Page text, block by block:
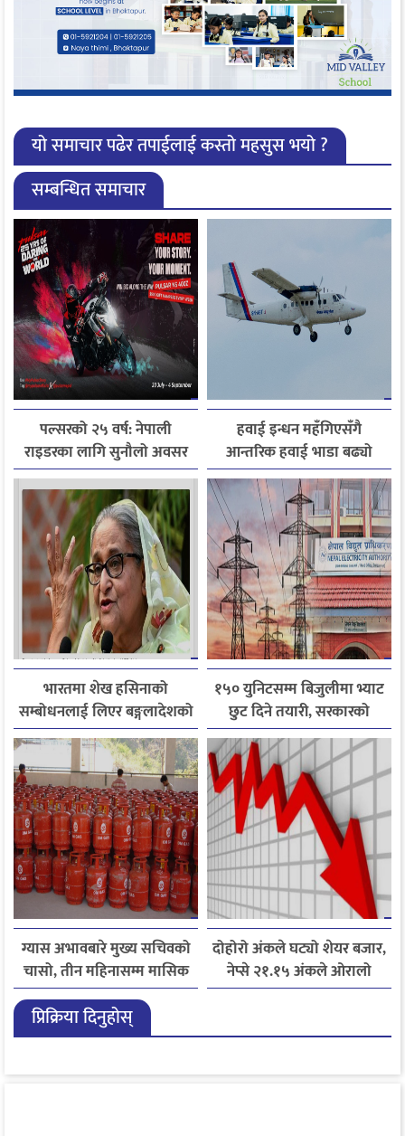
यो समाचार पढेर तपाईलाई कस्तो महसुस भयो ?
सम्बन्धित समाचार
पल्सरको २५ वर्ष: नेपाली
राइडरका लागि सुनौलो अवसर
कथा सुनाउनुहोस्, पल्सर
जित्नुहोस्
हवाई इन्धन महँगिएसँगै
आन्तरिक हवाई भाडा बढ्यो
भारतमा शेख हसिनाको
सम्बोधनलाई लिएर बङ्गलादेशको
आपत्ति
१५० युनिटसम्म बिजुलीमा भ्याट
छुट दिने तयारी, सरकारको
गृहकार्य तीव्र
ग्यास अभावबारे मुख्य सचिवको
चासो, तीन महिनासम्म मासिक
५० हजार मेट्रिक टनभन्दा बढी
आयात गर्ने निर्णय
दोहोरो अंकले घट्यो शेयर बजार,
नेप्से २१.१५ अंकले ओरालो
प्रिक्रिया दिनुहोस्